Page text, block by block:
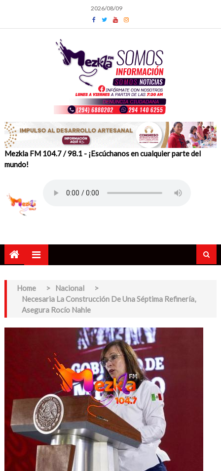
content
2026/08/09
Mezkla FM 104.7 / 98.1 - ¡Escúchanos en cualquier parte del
mundo!
Home > Nacional
>
Necesaria La Construcción De Una Séptima Refinería,
Asegura Rocío Nahle